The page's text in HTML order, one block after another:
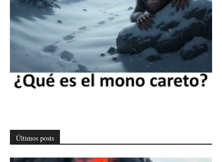
Últimos posts